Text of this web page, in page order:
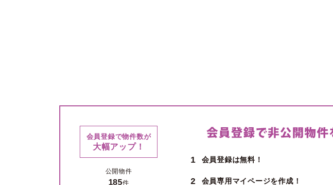
会員登録で物件数が
大幅アップ！
公開物件
185件
1 会員登録は無料！
2 会員専用マイページを作成！